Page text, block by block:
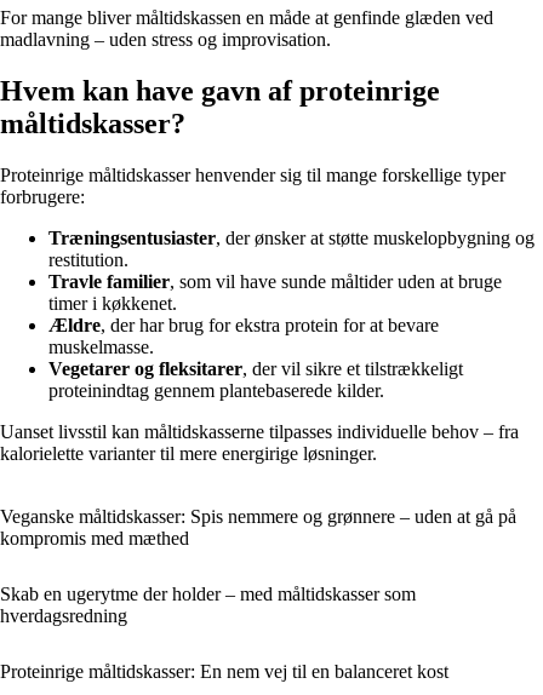
For mange bliver måltidskassen en måde at genfinde glæden ved
madlavning – uden stress og improvisation.
Hvem kan have gavn af proteinrige
måltidskasser?
Proteinrige måltidskasser henvender sig til mange forskellige typer
forbrugere:
Træningsentusiaster, der ønsker at støtte muskelopbygning og
restitution.
Travle familier, som vil have sunde måltider uden at bruge
timer i køkkenet.
Ældre, der har brug for ekstra protein for at bevare
muskelmasse.
Vegetarer og fleksitarer, der vil sikre et tilstrækkeligt
proteinindtag gennem plantebaserede kilder.
Uanset livsstil kan måltidskasserne tilpasses individuelle behov – fra
kalorielette varianter til mere energirige løsninger.
Veganske måltidskasser: Spis nemmere og grønnere – uden at gå på
kompromis med mæthed
Skab en ugerytme der holder – med måltidskasser som
hverdagsredning
Proteinrige måltidskasser: En nem vej til en balanceret kost